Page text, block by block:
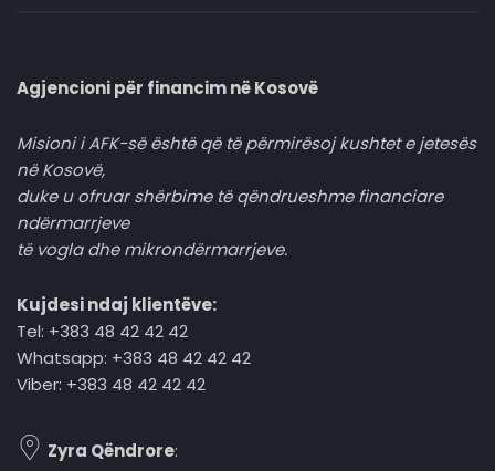
Agjencioni për financim në Kosovë
Misioni i AFK-së është që të përmirësoj kushtet e jetesës
në Kosovë,
duke u ofruar shërbime të qëndrueshme financiare
ndërmarrjeve
të vogla dhe mikrondërmarrjeve.
Kujdesi ndaj klientëve:
Tel: +383 48 42 42 42
Whatsapp: +383 48 42 42 42
Viber: +383 48 42 42 42
Zyra Qëndrore: